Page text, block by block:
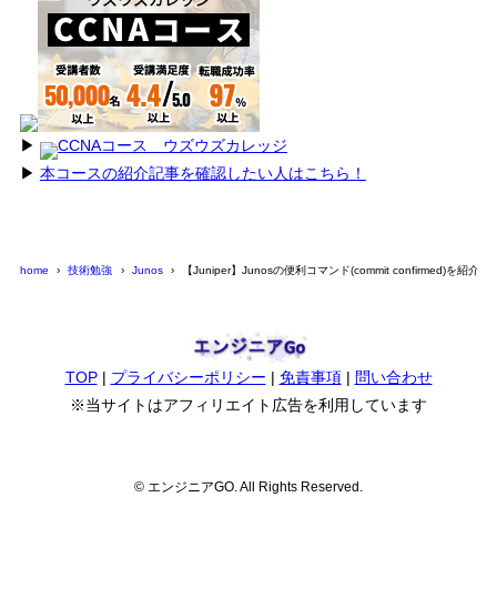
▶︎
CCNAコース ウズウズカレッジ
▶︎ 本コースの紹介記事を確認したい人はこちら！
home 技術勉強 Junos 【Juniper】Junosの便利コマンド(commit confirmed)を紹介
TOP| プライバシーポリシー | 免責事項| 問い合わせ
※当サイトはアフィリエイト広告を利用しています
© エンジニアGO. All Rights Reserved.